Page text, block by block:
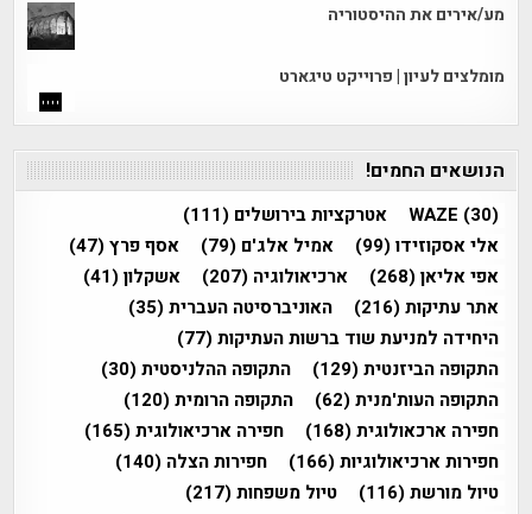
מע/אירים את ההיסטוריה
מומלצים לעיון | פרוייקט טיגארט
הנושאים החמים!
WAZE (30) אטרקציות בירושלים (111)
אלי אסקוזידו(99) אמיל אלג'ם (79) אסף פרץ(47)
אפי אליאן(268) ארכיאולוגיה (207) אשקלון(41)
אתר עתיקות(216) האוניברסיטה העברית(35)
היחידה למניעת שוד ברשות העתיקות(77)
התקופה הביזנטית(129) התקופה ההלניסטית(30)
התקופה העות'מנית(62) התקופה הרומית(120)
חפירה ארכאולוגית(168) חפירה ארכיאולוגית(165)
חפירות ארכיאולוגיות(166) חפירות הצלה (140)
טיול מורשת(116) טיול משפחות(217)